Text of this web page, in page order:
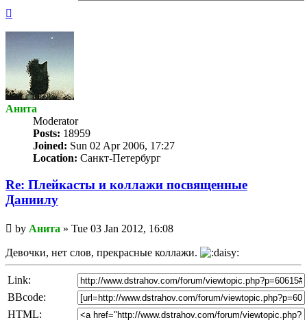
Анита
Мoderator
Posts: 18959
Joined: Sun 02 Apr 2006, 17:27
Location: Санкт-Петербург
Re: Плейкасты и коллажи посвященные
Даниилу
Unread
post
by Анита » Tue 03 Jan 2012, 16:08
Девочки, нет слов, прекрасные коллажи.
Link:
BBcode:
HTML: